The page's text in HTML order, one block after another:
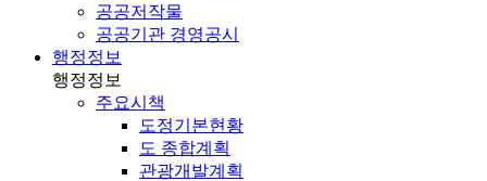
공공저작물
공공기관 경영공시
행정정보
행정정보
주요시책
도정기본현황
도 종합계획
관광개발계획